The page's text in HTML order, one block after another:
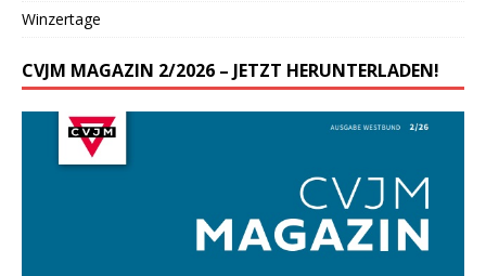
Winzertage
CVJM MAGAZIN 2/2026 – JETZT HERUNTERLADEN!